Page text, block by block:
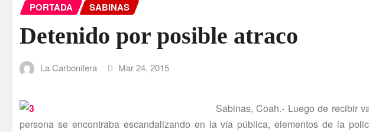
PORTADA SABINAS
Detenido por posible atraco
La Carbonifera Mar 24, 2015
Sabinas, Coah.- Luego de recibir
persona se encontraba escandalizando en la ví­a pública, elementos de la